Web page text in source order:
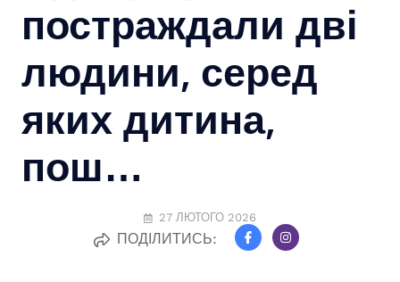
постраждали дві
людини, серед
яких дитина,
пош…
27 ЛЮТОГО 2026
ПОДІЛИТИСЬ: